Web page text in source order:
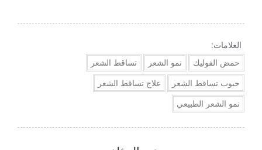
العلامات:
حمض الفوليك
نمو الشعر
تساقط الشعر
حبوب تساقط الشعر
علاج تساقط الشعر
نمو الشعر الطبيعي